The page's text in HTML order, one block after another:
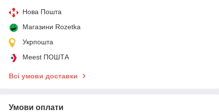
Нова Пошта
Магазини Rozetka
Укрпошта
Meest ПОШТА
Всі умови доставки
Умови оплати